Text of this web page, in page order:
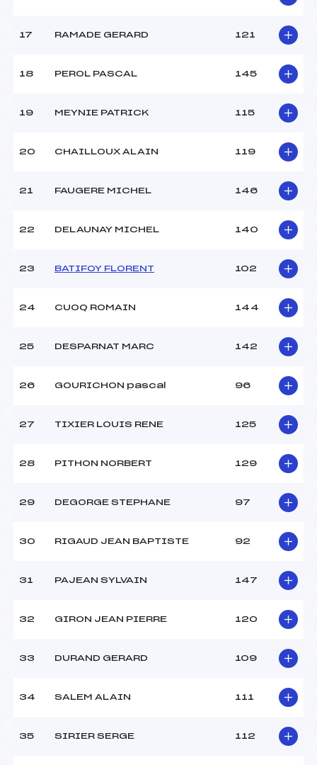
17 RAMADE GERARD 121
18 PEROL PASCAL 145
19 MEYNIE PATRICK 115
20 CHAILLOUX ALAIN 119
21 FAUGERE MICHEL 146
22 DELAUNAY MICHEL 140
23 BATIFOY FLORENT 102
24 CUOQ ROMAIN 144
25 DESPARNAT MARC 142
26 GOURICHON pascal 96
27 TIXIER LOUIS RENE 125
28 PITHON NORBERT 129
29 DEGORGE STEPHANE 97
30 RIGAUD JEAN BAPTISTE 92
31 PAJEAN SYLVAIN 147
32 GIRON JEAN PIERRE 120
33 DURAND GERARD 109
34 SALEM ALAIN 111
35 SIRIER SERGE 112